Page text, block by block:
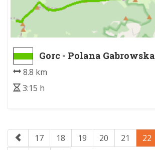
Gorc - Polana Gabrowska
8.8 km
3:15 h
17 18 19 20 21 22